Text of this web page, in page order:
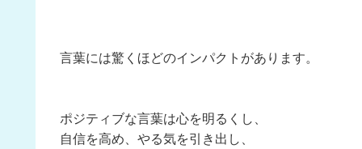
言葉には驚くほどのインパクトがあります。
ポジティブな言葉は心を明るくし、
自信を高め、やる気を引き出し、